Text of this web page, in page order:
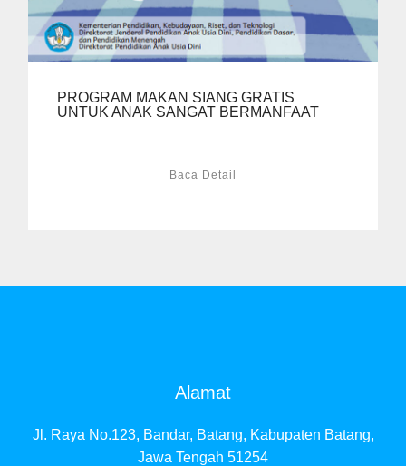
PROGRAM MAKAN SIANG GRATIS
UNTUK ANAK SANGAT BERMANFAAT
Baca Detail
Alamat
Jl. Raya No.123, Bandar, Batang, Kabupaten Batang,
Jawa Tengah 51254